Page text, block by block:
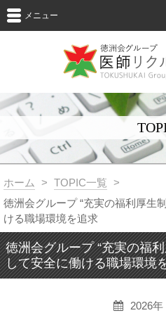
メニュー
ホーム > TOPIC一覧 >
徳洲会グループ “充実の福利厚生
ける職場環境を追求
徳洲会グループ “充実の福
して安全に働ける職場環境
2026